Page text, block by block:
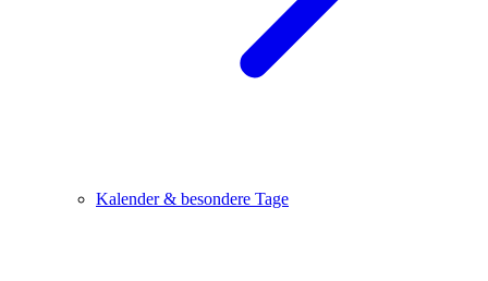
Kalender & besondere Tage